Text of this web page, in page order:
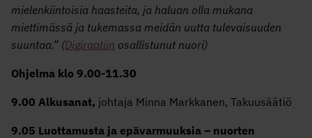
mielenkiintoisia haasteita, ja haluan olla mukana
miettimässä ja tukemassa meidän uutta tulevaisuuden
suuntaa.” (Digiraatiin osallistunut nuori)
Ohjelma klo 9.00-11.30
9.00 Alkusanat, johtaja Minna Markkanen, Takuusäätiö
9.05 Luottamusta ja epävarmuuksia – nuorten